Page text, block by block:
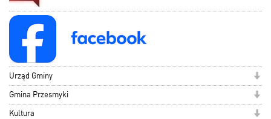
Urząd Gminy
Gmina Przesmyki
Kultura